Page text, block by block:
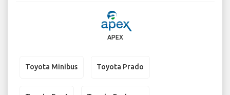
APEX
Toyota Minibus Toyota Prado